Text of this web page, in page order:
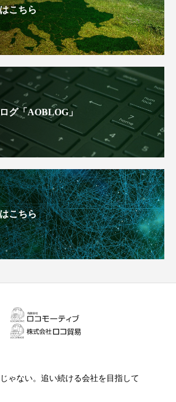
こちら
グ「AOBLOG」
こちら
ゃない。追い続ける会社を目指して